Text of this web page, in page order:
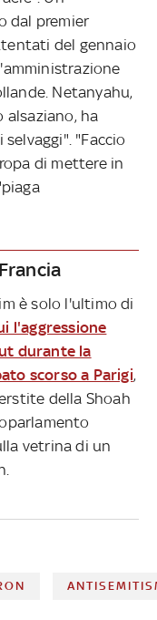
dal premier
del gennaio
Netanyahu,
alsaziano, ha
"Faccio
di mettere in
è solo l'ultimo di
l'aggressione
durante la
scorso a Parigi,
della Shoah
vetrina di un